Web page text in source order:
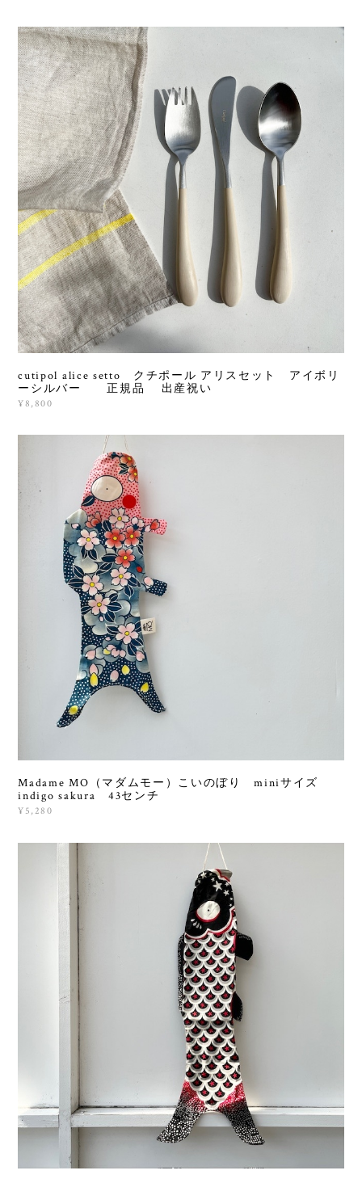
cutipol alice setto クチポール アリスセット アイボリ
ーシルバー 正規品 出産祝い
¥8,800
Madame MO（マダムモー）こいのぼり miniサイズ
indigo sakura 43センチ
¥5,280